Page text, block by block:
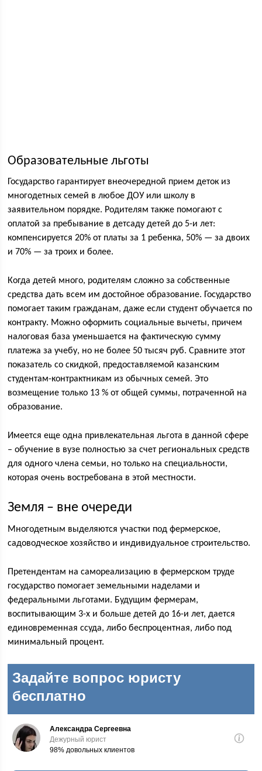
Образовательные льготы
Государство гарантирует внеочередной прием деток из
многодетных семей в любое ДОУ или школу в
заявительном порядке. Родителям также помогают с
оплатой за пребывание в детсаду детей до 5-и лет:
компенсируется 20% от платы за 1 ребенка, 50% — за двоих
и 70% — за троих и более.
Когда детей много, родителям сложно за собственные
средства дать всем им достойное образование. Государство
помогает таким гражданам, даже если студент обучается по
контракту. Можно оформить социальные вычеты, причем
налоговая база уменьшается на фактическую сумму
платежа за учебу, но не более 50 тысяч руб. Сравните этот
показатель со скидкой, предоставляемой казанским
студентам-контрактникам из обычных семей. Это
возмещение только 13 % от общей суммы, потраченной на
образование.
Имеется еще одна привлекательная льгота в данной сфере
– обучение в вузе полностью за счет региональных средств
для одного члена семьи, но только на специальности,
которая очень востребована в этой местности.
Земля – вне очереди
Многодетным выделяются участки под фермерское,
садоводческое хозяйство и индивидуальное строительство.
Претендентам на самореализацию в фермерском труде
государство помогает земельными наделами и
федеральными льготами. Будущим фермерам,
воспитывающим 3-х и больше детей до 16-и лет, дается
единовременная ссуда, либо беспроцентная, либо под
минимальный процент.